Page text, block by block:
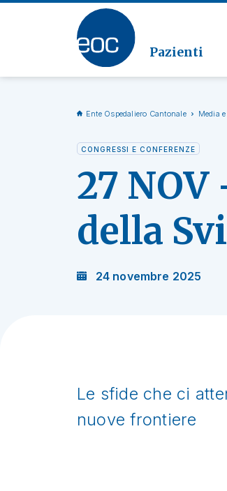
Pazienti
Vai alla sezione
Ente Ospedaliero Cantonale Media
CONGRESSI E CONFERENZE
27
della
24 novembre 2025
Le sfide che ci
nuove frontiere